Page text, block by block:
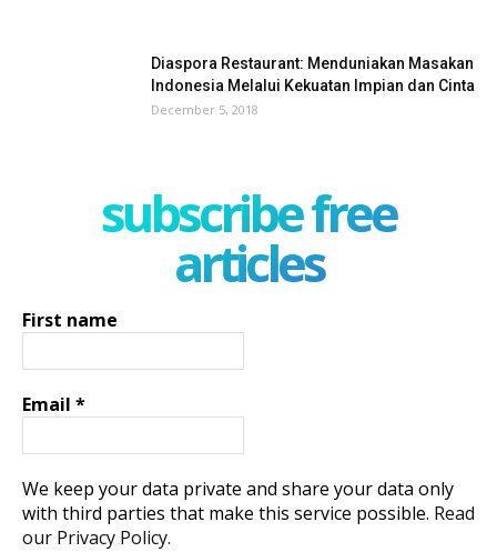
Diaspora Restaurant: Menduniakan Masakan
Indonesia Melalui Kekuatan Impian dan Cinta
December 5, 2018
subscribe free
articles
First name
Email *
We keep your data private and share your data only
with third parties that make this service possible. Read
our Privacy Policy.